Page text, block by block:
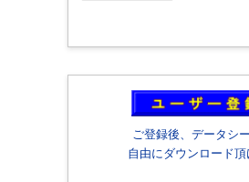
ご登録後、データシ
自由にダウンロード